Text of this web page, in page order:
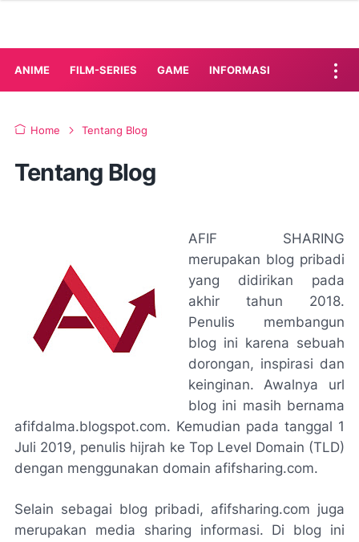
ANIME FILM-SERIES GAME INFORMASI
Home Tentang Blog
Tentang Blog
AFIF SHARING
merupakan blog pribadi
yang didirikan pada
akhir tahun 2018.
Penulis membangun
blog ini karena sebuah
dorongan, inspirasi dan
keinginan.Awalnya url
blog ini masih bernama
afifdalma.blogspot.com. Kemudian pada tanggal 1
Juli 2019, penulis hijrah ke Top Level Domain (TLD)
dengan menggunakan domain afifsharing.com.
Selain sebagai blog pribadi, afifsharing.com juga
merupakan media sharing informasi. Di blog ini